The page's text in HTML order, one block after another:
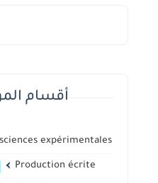
أقسام
expérimentales
Production écrite